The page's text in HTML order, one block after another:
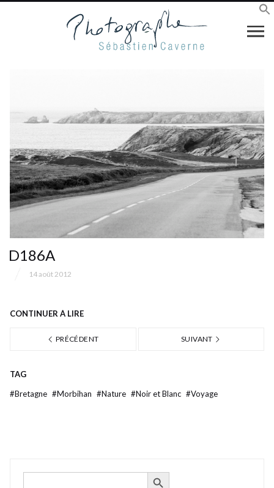
D186A
14 août 2012
CONTINUER À LIRE
PRÉCÉDENT SUIVANT
TAG
#Bretagne #Morbihan #Nature #Noir et Blanc #Voyage
Search
SEARCH BUTTON